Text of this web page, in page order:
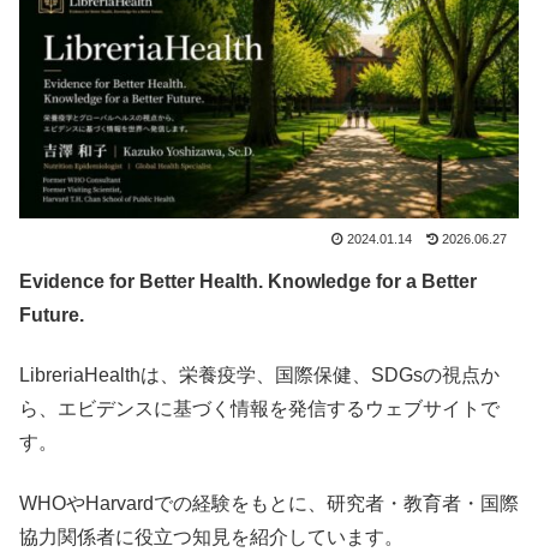
2024.01.14 2026.06.27
Evidence for Better Health. Knowledge for a Better
Future.
LibreriaHealthは、栄養疫学、国際保健、SDGsの視点か
ら、エビデンスに基づく情報を発信するウェブサイトで
す。
WHOやHarvardでの経験をもとに、研究者・教育者・国際
協力関係者に役立つ知見を紹介しています。